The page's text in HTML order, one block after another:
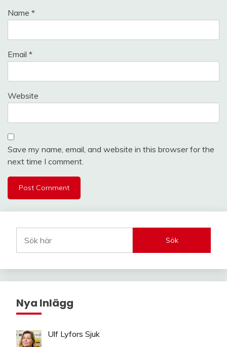
Name *
Email *
Website
Save my name, email, and website in this browser for the
next time I comment.
Sök
Nya Inlägg
Ulf Lyfors Sjuk